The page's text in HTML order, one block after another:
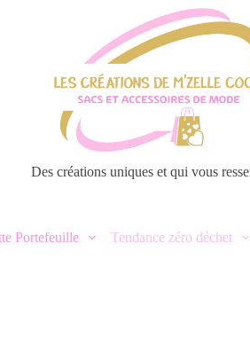
Des créations uniques et qui vous
Portefeuille Tendance zéro déchet